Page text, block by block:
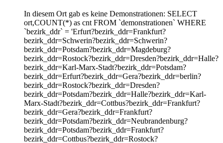
In diesem Ort gab es keine Demonstrationen: SELECT
ort,COUNT(*) as cnt FROM `demonstrationen` WHERE
`bezirk_ddr` = 'Erfurt?bezirk_ddr=Frankfurt?
bezirk_ddr=Schwerin?bezirk_ddr=Schwerin?
bezirk_ddr=Potsdam?bezirk_ddr=Magdeburg?
bezirk_ddr=Rostock?bezirk_ddr=Dresden?bezirk_ddr=Halle?
bezirk_ddr=Karl-Marx-Stadt?bezirk_ddr=Potsdam?
bezirk_ddr=Erfurt?bezirk_ddr=Gera?bezirk_ddr=berlin?
bezirk_ddr=Rostock?bezirk_ddr=Dresden?
bezirk_ddr=Potsdam?bezirk_ddr=Halle?bezirk_ddr=Karl-
Marx-Stadt?bezirk_ddr=Cottbus?bezirk_ddr=Frankfurt?
bezirk_ddr=Gera?bezirk_ddr=Frankfurt?
bezirk_ddr=Potsdam?bezirk_ddr=Neubrandenburg?
bezirk_ddr=Potsdam?bezirk_ddr=Frankfurt?
bezirk_ddr=Cottbus?bezirk_ddr=Rostock?